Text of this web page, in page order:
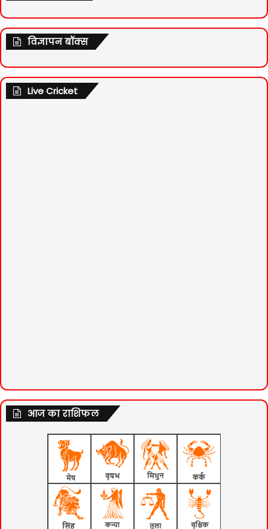
विज्ञापन बॉक्स
Live Cricket
आज का राशिफल